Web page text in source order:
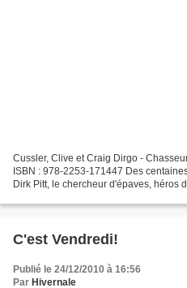
Cussler, Clive et Craig Dirgo -
ISBN : 978-2253-171447 Des
Dirk Pitt, le chercheur d'épaves, héros
C'est Vendredi!
Publié le 24/12/2010 à 16:56
Par Hivernale